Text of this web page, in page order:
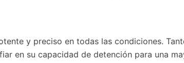
y preciso en todas las condiciones.
en su capacidad de detención para una